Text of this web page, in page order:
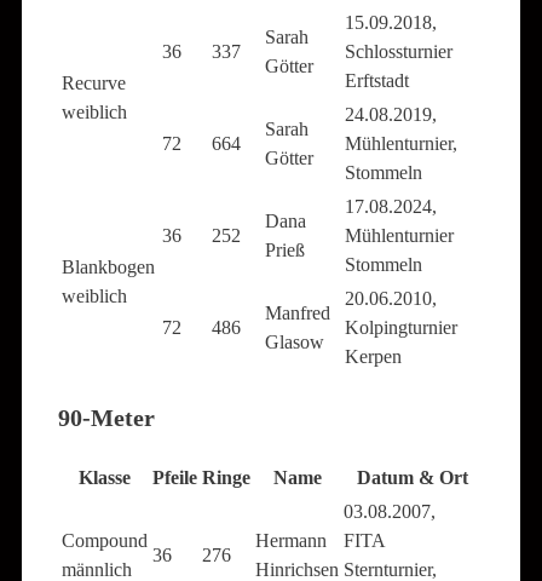
Recurve
weiblich
36 337
Sarah
Götter
15.09.2018,
Schlossturnier
Erftstadt
72 664
Sarah
Götter
24.08.2019,
Mühlenturnier,
Stommeln
Blankbogen
weiblich
36 252
Dana
Prieß
17.08.2024,
Mühlenturnier
Stommeln
72 486
Manfred
Glasow
20.06.2010,
Kolpingturnier
Kerpen
90-Meter
Klasse Pfeile Ringe Name Datum & Ort
Compound
männlich
36 276
Hermann
Hinrichsen
03.08.2007,
FITA
Sternturnier,